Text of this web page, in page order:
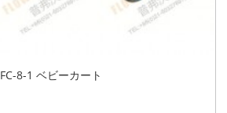
FC-8-1 ベビーカート